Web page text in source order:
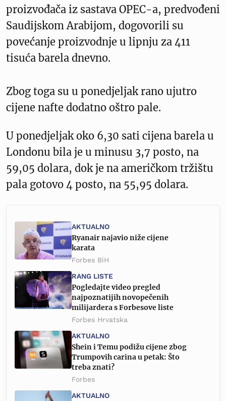
proizvođača iz sastava OPEC-a, predvođeni
Saudijskom Arabijom, dogovorili su
povećanje proizvodnje u lipnju za 411
tisuća barela dnevno.
Zbog toga su u ponedjeljak rano ujutro
cijene nafte dodatno oštro pale.
U ponedjeljak oko 6,30 sati cijena barela u
Londonu bila je u minusu 3,7 posto, na
59,05 dolara, dok je na američkom tržištu
pala gotovo 4 posto, na 55,95 dolara.
AKTUALNO
Ryanair najavio niže cijene
karata
Forbes BiH
RANG LISTE
Pogledajte video pregled
najpoznatijih novopečenih
milijardera s Forbesove liste
Forbes Hrvatska
AKTUALNO
Shein i Temu podižu cijene zbog
Trumpovih carina u petak: Što
treba znati?
Forbes
AKTUALNO